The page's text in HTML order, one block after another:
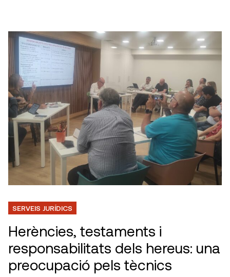
SERVEIS JURÍDICS
Herències, testaments i
responsabilitats dels hereus: una
preocupació pels tècnics